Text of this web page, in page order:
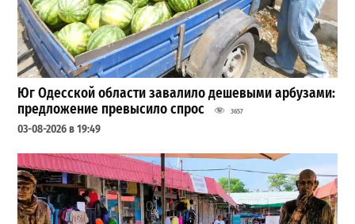
Юг Одесской области завалило дешевыми арбузами:
предложение превысило спрос
3657
03-08-2026 в 19:49